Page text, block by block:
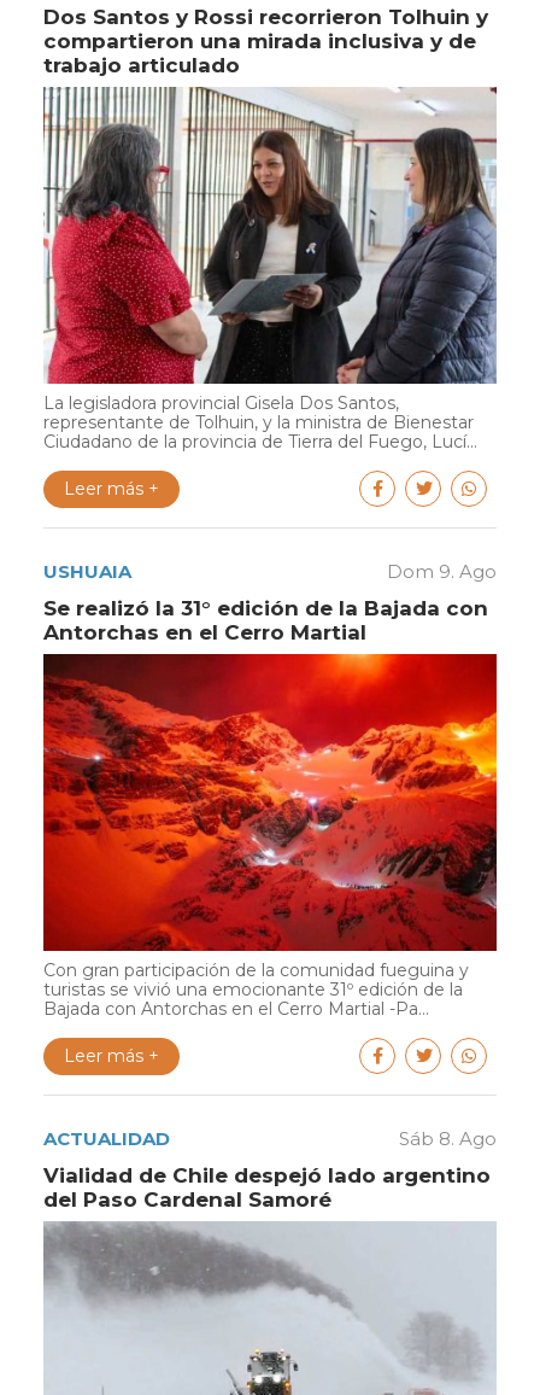
Dos Santos y Rossi recorrieron Tolhuin y
compartieron una mirada inclusiva y de
trabajo articulado
La legisladora provincial Gisela Dos Santos,
representante de Tolhuin, y la ministra de Bienestar
Ciudadano de la provincia de Tierra del Fuego, Lucí...
Leer más +
USHUAIA Dom 9. Ago
Se realizó la 31° edición de la Bajada con
Antorchas en el Cerro Martial
Con gran participación de la comunidad fueguina y
turistas se vivió una emocionante 31º edición de la
Bajada con Antorchas en el Cerro Martial -Pa...
Leer más +
ACTUALIDAD Sáb 8. Ago
Vialidad de Chile despejó lado argentino
del Paso Cardenal Samoré